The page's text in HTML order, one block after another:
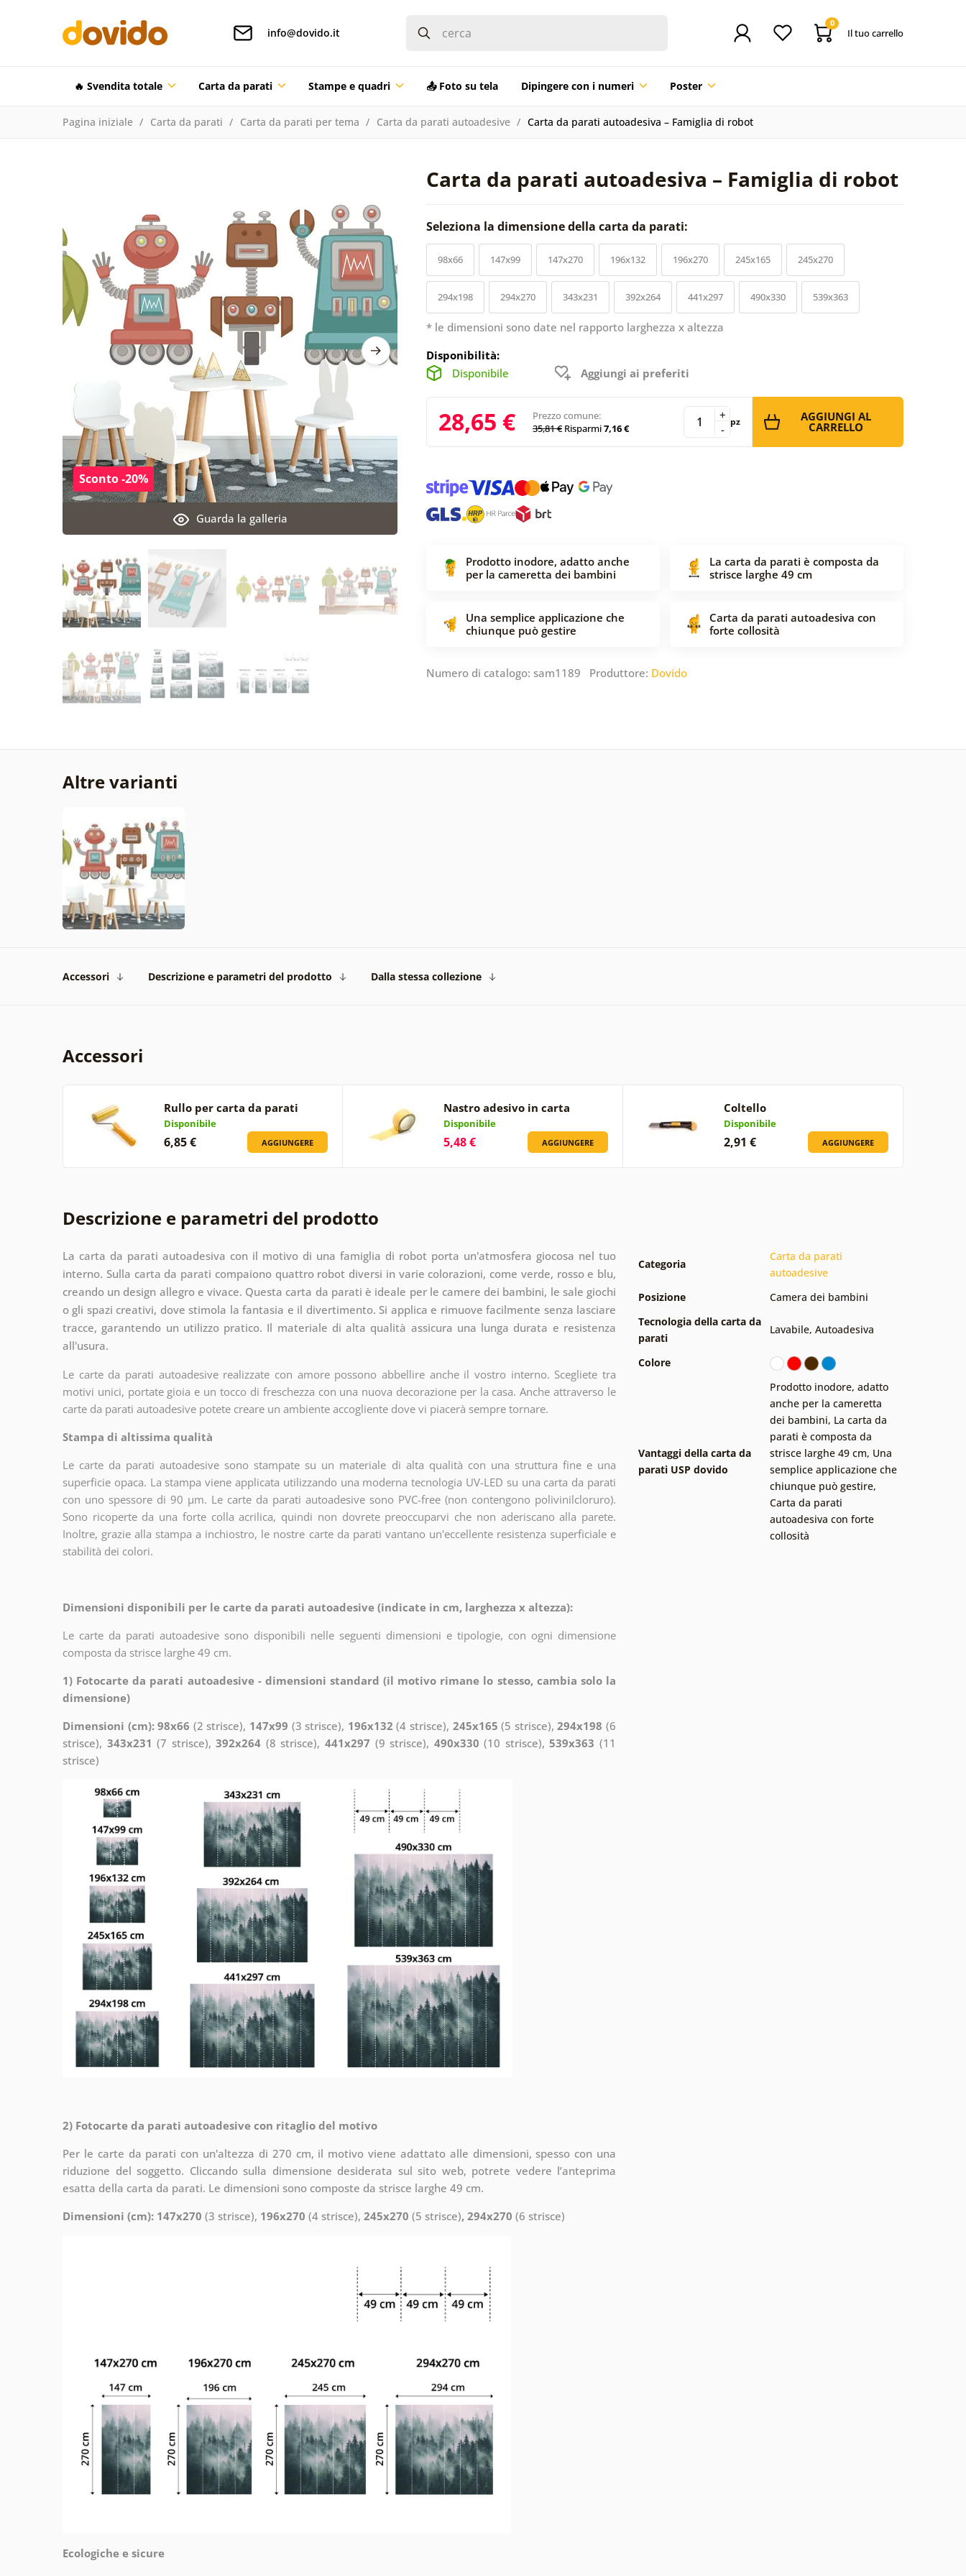
info@dovido.it
0
Il tuo carrello
🔥 Svendita totale Carta da parati Stampe e quadri 📤 Foto su tela Dipingere con i numeri Poster
Pagina iniziale Carta da parati Carta da parati per tema Carta da parati autoadesive Carta da parati autoadesiva – Famiglia di robot
Carta da parati autoadesiva – Famiglia di robot
Guarda la galleria
Sconto -20%
Seleziona la dimensione della carta da parati:
98x66 147x99 147x270 196x132 196x270 245x165 245x270
294x198 294x270 343x231 392x264 441x297 490x330 539x363
* le dimensioni sono date nel rapporto larghezza x altezza
Disponibilità:
Disponibile
Aggiungi ai preferiti
28,65 €
Prezzo comune:
35,81 € Risparmi7,16 € -
+ pz AGGIUNGI AL
CARRELLO
Prodotto inodore, adatto anche
per la cameretta dei bambini
La carta da parati è composta da
strisce larghe 49 cm
Una semplice applicazione che
chiunque può gestire
Carta da parati autoadesiva con
forte collosità
Numero di catalogo: sam1189 Produttore: Dovido
Altre varianti
Accessori Descrizione e parametri del prodotto Dalla stessa collezione
Accessori
Rullo per carta da parati
Disponibile
6,85 € AGGIUNGERE
Nastro adesivo in carta
Disponibile
5,48 € AGGIUNGERE
Coltello
Disponibile
2,91 € AGGIUNGERE
Descrizione e parametri del prodotto
La carta da parati autoadesiva con il motivo di una famiglia di robot porta un'atmosfera giocosa nel tuo
interno. Sulla carta da parati compaiono quattro robot diversi in varie colorazioni, come verde, rosso e blu,
creando un design allegro e vivace. Questa carta da parati è ideale per le camere dei bambini, le sale giochi
o gli spazi creativi, dove stimola la fantasia e il divertimento. Si applica e rimuove facilmente senza lasciare
tracce, garantendo un utilizzo pratico. Il materiale di alta qualità assicura una lunga durata e resistenza
all'usura.
Le carte da parati autoadesive realizzate con amore possono abbellire anche il vostro interno. Scegliete tra
motivi unici, portate gioia e un tocco di freschezza con una nuova decorazione per la casa. Anche attraverso le
carte da parati autoadesive potete creare un ambiente accogliente dove vi piacerà sempre tornare.
Stampa di altissima qualità
Le carte da parati autoadesive sono stampate su un materiale di alta qualità con una struttura fine e una
superficie opaca. La stampa viene applicata utilizzando una moderna tecnologia UV-LED su una carta da parati
con uno spessore di 90 µm. Le carte da parati autoadesive sono PVC-free (non contengono polivinilcloruro).
Sono ricoperte da una forte colla acrilica, quindi non dovrete preoccuparvi che non aderiscano alla parete.
Inoltre, grazie alla stampa a inchiostro, le nostre carte da parati vantano un'eccellente resistenza superficiale e
stabilità dei colori.
Dimensioni disponibili per le carte da parati autoadesive (indicate in cm, larghezza x altezza):
Le carte da parati autoadesive sono disponibili nelle seguenti dimensioni e tipologie, con ogni dimensione
composta da strisce larghe 49 cm.
1) Fotocarte da parati autoadesive - dimensioni standard (il motivo rimane lo stesso, cambia solo la
dimensione)
Dimensioni (cm): 98x66 (2 strisce), 147x99 (3 strisce), 196x132 (4 strisce), 245x165 (5 strisce),294x198 (6
strisce), 343x231 (7 strisce),392x264 (8 strisce),441x297 (9 strisce), 490x330 (10 strisce),539x363 (11
strisce)
2) Fotocarte da parati autoadesive con ritaglio del motivo
Per le carte da parati con un'altezza di 270 cm, il motivo viene adattato alle dimensioni, spesso con una
riduzione del soggetto. Cliccando sulla dimensione desiderata sul sito web, potrete vedere l’anteprima
esatta della carta da parati. Le dimensioni sono composte da strisce larghe 49 cm.
Dimensioni (cm): 147x270 (3 strisce), 196x270 (4 strisce), 245x270 (5 strisce), 294x270 (6 strisce)
Ecologiche e sicure
Categoria
Carta da parati
autoadesive
Posizione
Camera dei bambini
Tecnologia della carta da
parati
Lavabile, Autoadesiva
Colore
Vantaggi della carta da
parati USP dovido
Prodotto inodore, adatto
anche per la cameretta
dei bambini, La carta da
parati è composta da
strisce larghe 49 cm, Una
semplice applicazione che
chiunque può gestire,
Carta da parati
autoadesiva con forte
collosità